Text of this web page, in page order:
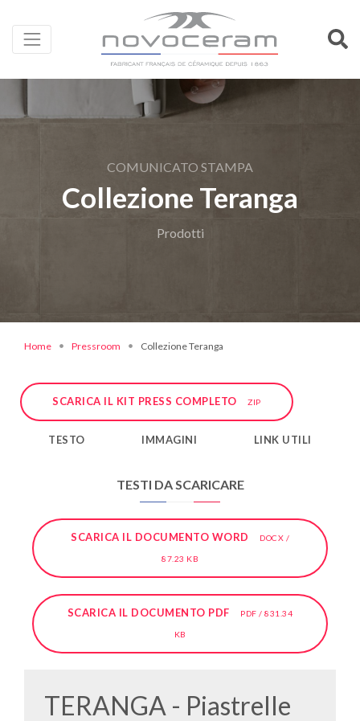
COMUNICATO STAMPA
Collezione Teranga
Prodotti
Home Pressroom Collezione Teranga
SCARICA IL KIT PRESS COMPLETO ZIP
TESTO IMMAGINI LINK UTILI
TESTI DA SCARICARE
SCARICA IL DOCUMENTO WORD DOCX /
87.23 KB
SCARICA IL DOCUMENTO PDF PDF / 831.34
KB
TERANGA - Piastrelle